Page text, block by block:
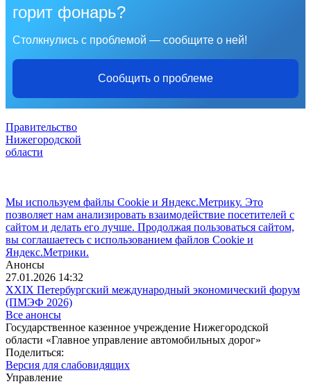
горит фонарь?
Столкнулись с проблемой — сообщите о ней!
Сообщить о проблеме
Правительство
Нижегородской
области
Мы используем файлы Cookie и Яндекс.Метрику. Это
позволяет нам анализировать взаимодействие посетителей с
сайтом и делать его лучше. Продолжая пользоваться сайтом,
вы соглашаетесь с использованием файлов Cookie и
Яндекс.Метрики.
Анонсы
27.01.2026 14:32
XXIX Петербургский международный экономический форум
(ПМЭФ 2026)
Все анонсы
Государственное казенное учреждение Нижегородской
области «Главное управление автомобильных дорог»
Поделиться:
Версия для слабовидящих
Управление